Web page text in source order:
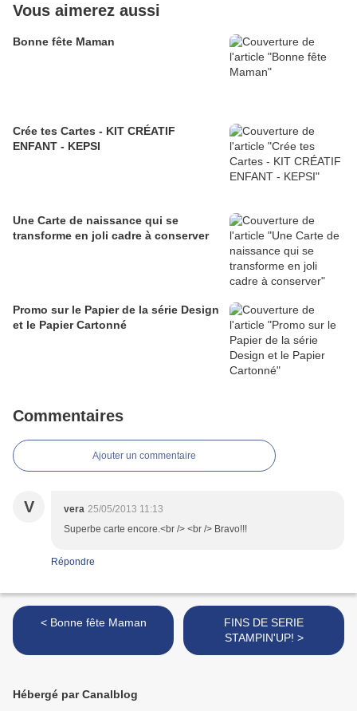
Vous aimerez aussi
Bonne fête Maman
Crée tes Cartes - KIT CRÉATIF
ENFANT - KEPSI
Une Carte de naissance qui se
transforme en joli cadre à conserver
Promo sur le Papier de la série Design
et le Papier Cartonné
Commentaires
Ajouter un commentaire
V vera 25/05/2013 11:13
Superbe carte encore.<br /> <br /> Bravo!!!
Répondre
< Bonne fête Maman
FINS DE SERIE
STAMPIN'UP! >
Hébergé par Canalblog